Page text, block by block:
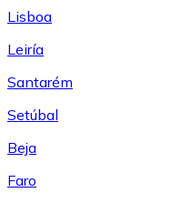
Lisboa
Leiría
Santarém
Setúbal
Beja
Faro